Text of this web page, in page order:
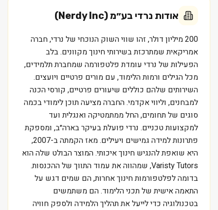
אודות נרדי בע״מ (Nerdy Inc)
200 מיליון דולר, זהו שווי השוק הנוכחי של נרדי, חברה
אמריקאית שמתרכזת בשירותי חינוך מקוונים. בלב
הפעילות של נרדי עומדת פלטפורמה שמחברת תלמידים,
מכל הגילים ורמות הלימוד, עם מורים פרטיים ויועצים.
השירותים שלהם כוללים שיעורים פרטיים, קורסי הכנה
למבחנים, וליווי אקדמי. החברה מציעה תוכן לימודי בכמה
סוגים של תחומים, החל ממתמטיקה ואנגלית ועד
למקצועות טכניים. נרדי פועלת בעיקר בארה״ב, ומספקת
פתרונות למידה גמישים ויעילים. מאז הקמתה ב-2007,
היא שואפת להנגיש חינוך איכותי. המוצר הבולט שלה הוא
Varisty Tutors, שמהווה את עמוד התווך של ההכנסות.
בדומה לפלטפורמות חינוך אחרות, הם שמים דגש על
התאמה אישית של תכני הלימוד. הם משתמשים
בטכנולוגיה כדי לייעל את תהליך הלמידה ולספק חוויה